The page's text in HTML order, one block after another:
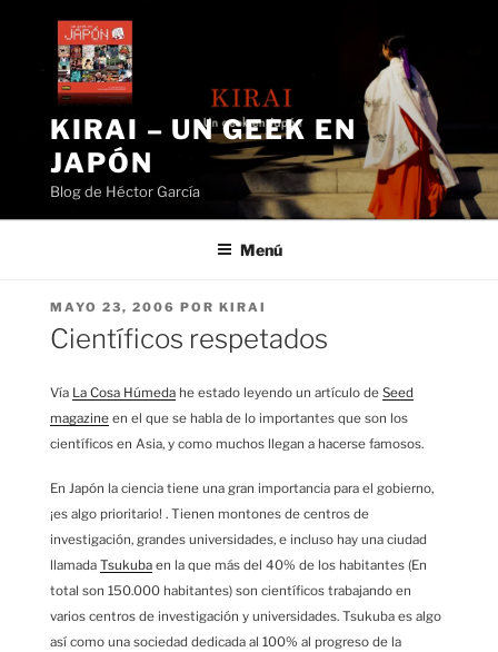
contenido
KIRAI – UN GEEK EN
JAPÓN
Blog de Héctor García
Menú
PUBLICADO
EL
MAYO 23, 2006 POR KIRAI
Científicos respetados
Vía La Cosa Húmeda he estado leyendo un artículo de Seed
magazine en el que se habla de lo importantes que son los
científicos en Asia, y como muchos llegan a hacerse famosos.
En Japón la ciencia tiene una gran importancia para el gobierno,
¡es algo prioritario! . Tienen montones de centros de
investigación, grandes universidades, e incluso hay una ciudad
llamada Tsukuba en la que más del 40% de los habitantes (En
total son 150.000 habitantes) son científicos trabajando en
varios centros de investigación y universidades. Tsukuba es algo
así como una sociedad dedicada al 100% al progreso de la